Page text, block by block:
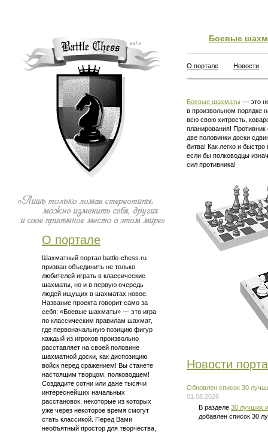
О портале
Шахматный портал battle-chess.ru
призван объединить не только
любителей играть в классические
шахматы, но и в первую очередь
людей ищущих в шахматах новое.
Название проекта говорит само за
себя: «Боевые шахматы» — это игра
по классическим правилам шахмат,
где первоначальную позицию фигур
каждый из игроков произвольно
расставляет на своей половине
шахматной доски, как диспозицию
войск перед сражением! Вы станете
настоящим творцом, полководцем!
Создадите сотни или даже тысячи
интереснейших начальных
расстановок, некоторые из которых
уже через некоторое время смогут
стать классикой. Перед Вами
необъятный простор для творчества,
Боевые
О портале Новости
Боевые шахматы — это
в произвольном порядке
всю свою хитрость,
планирования!
две половинки доски
битва! Как легко и
если бы полководцы
сил противника!
Новости
Обновлен список 30
01.08.2026
В разделе 30 лучших
добавлен список 30